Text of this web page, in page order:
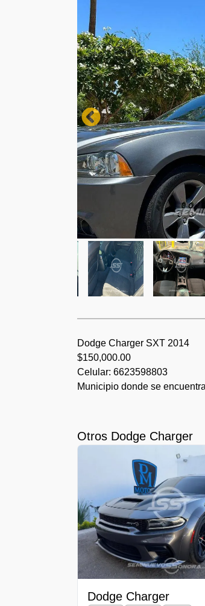
Dodge Charger SXT 2014
$150,000.00
Celular: 6623598803
Municipio donde se
Otros Dodge Charger
Dodge Charger